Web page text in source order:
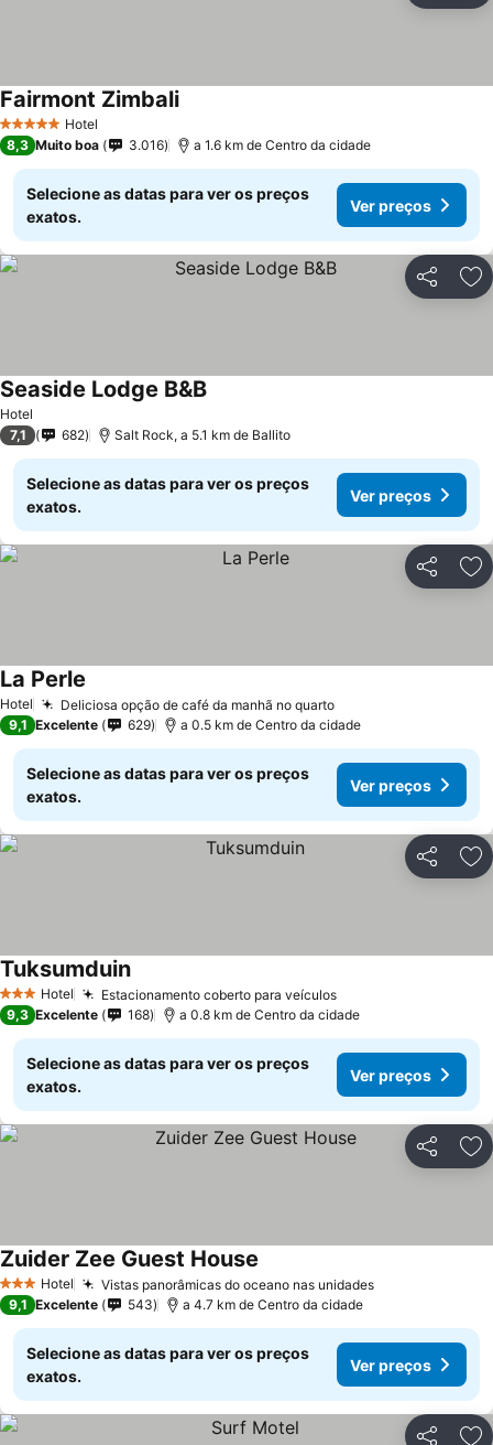
5 Estrelas Hotel
Fairmont Zimbali
8,3 Muito boa 3.016 a 1.6 km de Centro da cidade
Selecione as datas para ver os preços
exatos.
Ver preços
Partilhar
Hotel
Seaside Lodge B&B
7,1 682 Salt Rock, a 5.1 km de Ballito
Selecione as datas para ver os preços
exatos.
Ver preços
Partilhar
Hotel Deliciosa opção de café da manhã no quarto
La Perle
9,1 Excelente 629 a 0.5 km de Centro da cidade
Selecione as datas para ver os preços
exatos.
Ver preços
Partilhar
3 EstrelasHotel Estacionamento coberto para veículos
Tuksumduin
9,3 Excelente 168 a 0.8 km de Centro da cidade
Selecione as datas para ver os preços
exatos.
Ver preços
Partilhar
3 EstrelasHotel Vistas panorâmicas do oceano nas unidades
Zuider Zee Guest House
9,1 Excelente 543 a 4.7 km de Centro da cidade
Selecione as datas para ver os preços
exatos.
Ver preços